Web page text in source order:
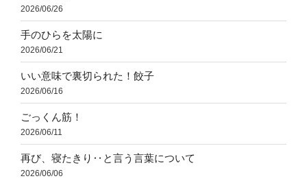
2026/06/26
手のひらを太陽に
2026/06/21
いい意味で裏切られた！餃子
2026/06/16
ごっくん筋！
2026/06/11
再び、寝たきり‥と言う言葉について
2026/06/06